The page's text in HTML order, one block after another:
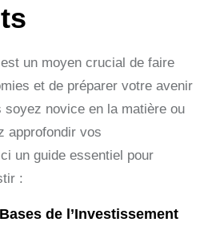
un moyen crucial de faire
et de préparer votre avenir
soyez novice en la matière ou
approfondir vos
un guide essentiel pour
:
de l’Investissement